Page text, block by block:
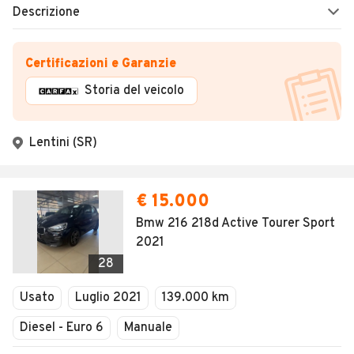
Descrizione
Certificazioni e Garanzie
Storia del veicolo
Lentini (SR)
28
€ 15.000
Bmw 216 218d Active Tourer Sport
2021
Usato Luglio 2021
139.000 km
Diesel - Euro 6
Manuale